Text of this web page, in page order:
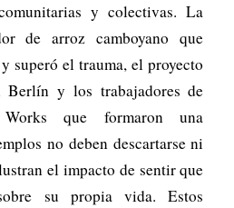
y colectivas. La
de arroz camboyano que
superó el trauma, el proyecto
y los trabajadores de
que formaron una
no deben descartarse ni
el impacto de sentir que
su propia vida. Estos